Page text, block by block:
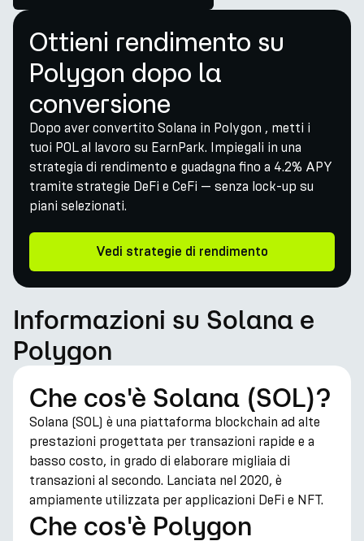
Ottieni rendimento su
Polygon dopo la
conversione
Dopo aver convertito Solana in Polygon , metti i
tuoi POL al lavoro su EarnPark. Impiegali in una
strategia di rendimento e guadagna fino a 4.2% APY
tramite strategie DeFi e CeFi — senza lock-up su
piani selezionati.
Vedi strategie di rendimento
Informazioni su Solana e
Polygon
Che cos'è Solana (SOL)?
Solana (SOL) è una piattaforma blockchain ad alte
prestazioni progettata per transazioni rapide e a
basso costo, in grado di elaborare migliaia di
transazioni al secondo. Lanciata nel 2020, è
ampiamente utilizzata per applicazioni DeFi e NFT.
Che cos'è Polygon